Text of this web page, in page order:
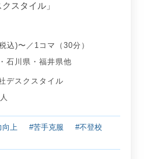
スタイル」
込)〜／1コマ（30分）
・ 石川県 ・ 福井県他
デスクスタイル
向上 #苦手克服
#不登校